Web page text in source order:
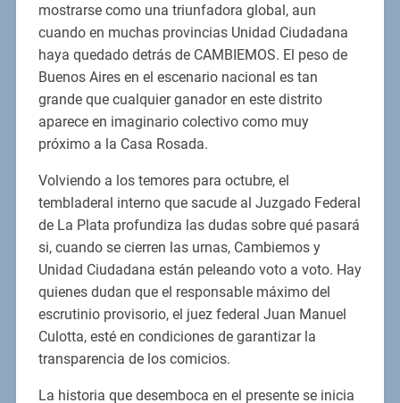
mostrarse como una triunfadora global, aun
cuando en muchas provincias Unidad Ciudadana
haya quedado detrás de CAMBIEMOS. El peso de
Buenos Aires en el escenario nacional es tan
grande que cualquier ganador en este distrito
aparece en imaginario colectivo como muy
próximo a la Casa Rosada.
Volviendo a los temores para octubre, el
tembladeral interno que sacude al Juzgado Federal
de La Plata profundiza las dudas sobre qué pasará
si, cuando se cierren las urnas, Cambiemos y
Unidad Ciudadana están peleando voto a voto. Hay
quienes dudan que el responsable máximo del
escrutinio provisorio, el juez federal Juan Manuel
Culotta, esté en condiciones de garantizar la
transparencia de los comicios.
La historia que desemboca en el presente se inicia